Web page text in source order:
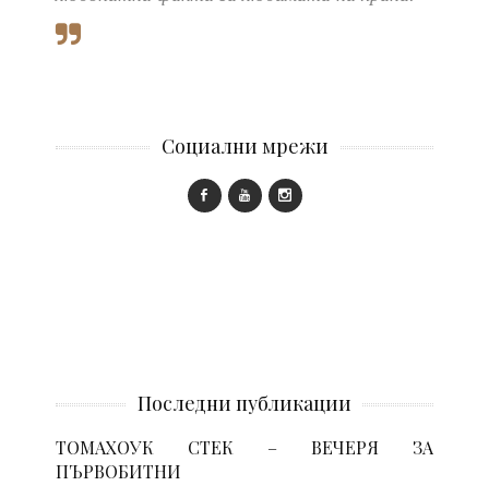
Социални мрежи
Последни публикации
ТОМАХОУК СТЕК – ВЕЧЕРЯ ЗА
ПЪРВОБИТНИ